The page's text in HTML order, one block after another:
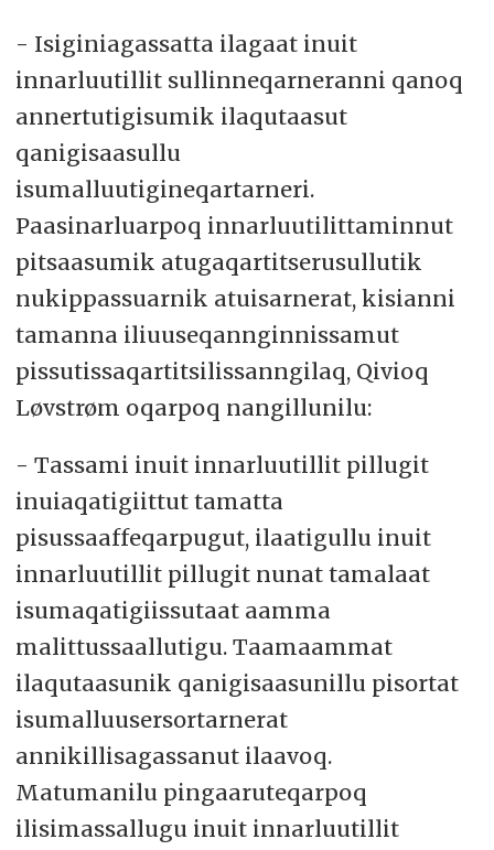
- Isiginiagassatta ilagaat inuit
innarluutillit sullinneqarneranni qanoq
annertutigisumik ilaqutaasut
qanigisaasullu
isumalluutigineqartarneri.
Paasinarluarpoq innarluutilittaminnut
pitsaasumik atugaqartitserusullutik
nukippassuarnik atuisarnerat, kisianni
tamanna iliuuseqannginnissamut
pissutissaqartitsilissanngilaq, Qivioq
Løvstrøm oqarpoq nangillunilu:
- Tassami inuit innarluutillit pillugit
inuiaqatigiittut tamatta
pisussaaffeqarpugut, ilaatigullu inuit
innarluutillit pillugit nunat tamalaat
isumaqatigiissutaat aamma
malittussaallutigu. Taamaammat
ilaqutaasunik qanigisaasunillu pisortat
isumalluusersortarnerat
annikillisagassanut ilaavoq.
Matumanilu pingaaruteqarpoq
ilisimassallugu inuit innarluutillit